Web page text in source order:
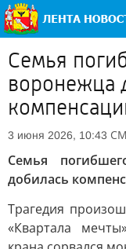
Семья
воронежца
3 июня 2026, 10:43
Семья
добилась
Трагедия
«Квартала